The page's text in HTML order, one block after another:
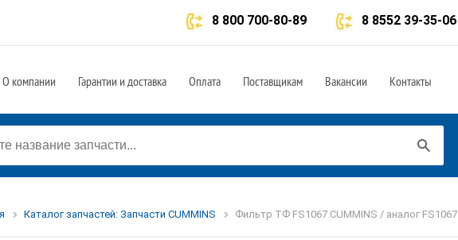
8 8552 39-35-06
8 800 700-80-89
О компании Гарантии и доставка Оплата Поставщикам Вакансии Контакты
Каталог запчастей: Запчасти CUMMINS Фильтр ТФ FS1067 CUMMINS / аналог FS1067